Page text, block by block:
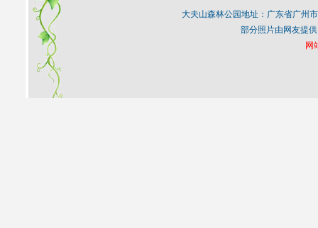
大夫山森林公园地址：广东省广州
部分照片由网友提
网